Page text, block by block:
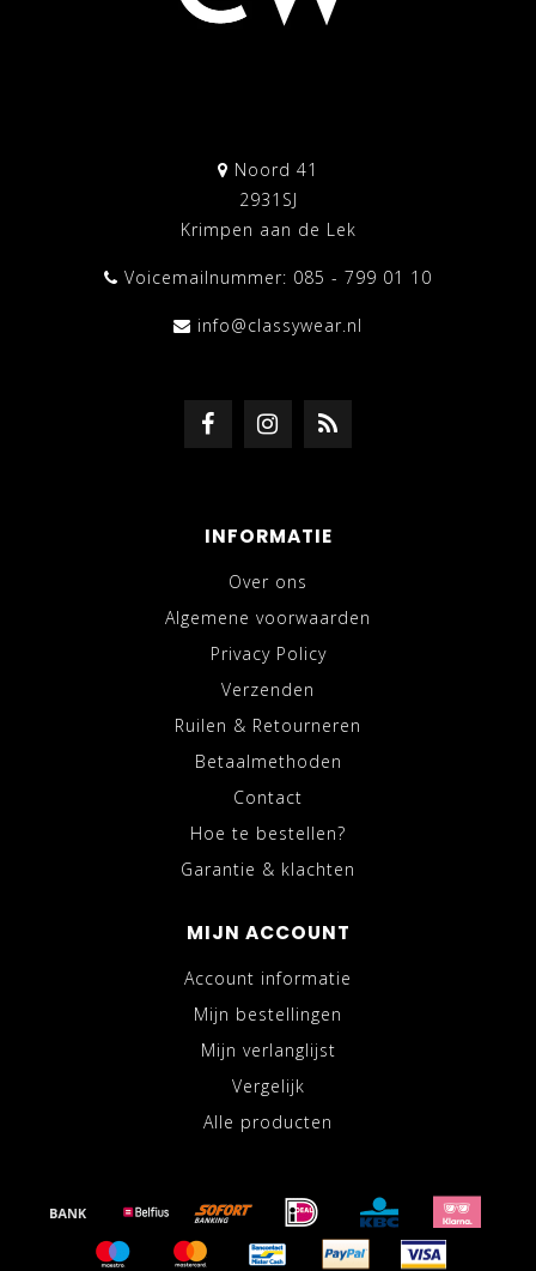
Noord 41
2931SJ
Krimpen aan de Lek
Voicemailnummer: 085 - 799 01 10
info@classywear.nl
INFORMATIE
Over ons
Algemene voorwaarden
Privacy Policy
Verzenden
Ruilen & Retourneren
Betaalmethoden
Contact
Hoe te bestellen?
Garantie & klachten
MIJN ACCOUNT
Account informatie
Mijn bestellingen
Mijn verlanglijst
Vergelijk
Alle producten